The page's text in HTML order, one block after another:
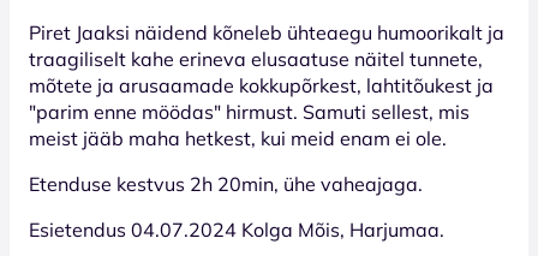
Piret Jaaksi näidend kõneleb ühteaegu humoorikalt ja
traagiliselt kahe erineva elusaatuse näitel tunnete,
mõtete ja arusaamade kokkupõrkest, lahtitõukest ja
"parim enne möödas" hirmust. Samuti sellest, mis
meist jääb maha hetkest, kui meid enam ei ole.
Etenduse kestvus 2h 20min, ühe vaheajaga.
Esietendus 04.07.2024 Kolga Mõis, Harjumaa.